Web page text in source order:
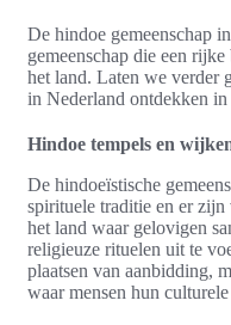
De hindoe gemeenschap
gemeenschap die een
het land. Laten we verder
in Nederland ontdekken in
Hindoe tempels en
De hindoeïstische
spirituele traditie en er
het land waar gelovigen
religieuze rituelen uit te
plaatsen van aanbidding,
waar mensen hun